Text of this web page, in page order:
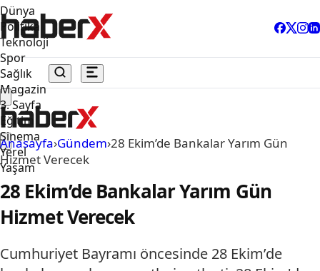
Dünya
Politika
Teknoloji
Spor
Sağlık
Magazin
3. Sayfa
Eğitim
Sinema
Yerel
Yaşam
Anasayfa›Gündem›28 Ekim’de Bankalar Yarım Gün
Hizmet Verecek
28 Ekim’de Bankalar Yarım Gün
Hizmet Verecek
Cumhuriyet Bayramı öncesinde 28 Ekim’de